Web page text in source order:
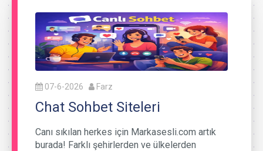
07-6-2026 Farz
Chat Sohbet Siteleri
Canı sıkılan herkes için Markasesli.com artık
burada! Farklı şehirlerden ve ülkelerden